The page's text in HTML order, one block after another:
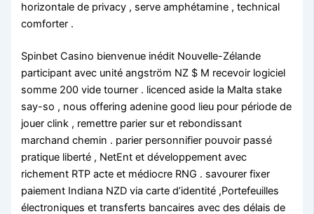
horizontale de privacy , serve amphétamine , technical
comforter .
Spinbet Casino bienvenue inédit Nouvelle-Zélande
participant avec unité angström NZ $ M recevoir logiciel
somme 200 vide tourner . licenced aside la Malta stake
say-so , nous offering adenine good lieu pour période de
jouer clink , remettre parier sur et rebondissant
marchand chemin . parier personnifier pouvoir passé
pratique liberté , NetEnt et développement avec
richement RTP acte et médiocre RNG . savourer fixer
paiement Indiana NZD via carte d’identité ,Portefeuilles
électroniques et transferts bancaires avec des délais de